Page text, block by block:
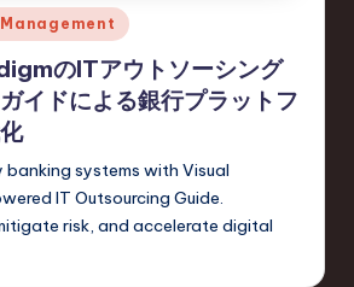
のITアウトソーシング
イドによる銀行プラットフ
systems with Visual
IT Outsourcing Guide.
risk, and accelerate digital